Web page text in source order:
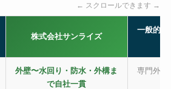
← スクロールできます →
株式会社サンライズ
一般的な
外壁〜水回り・防水・外構ま
で自社一貫
専門外は